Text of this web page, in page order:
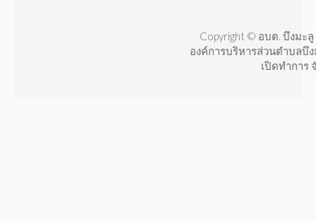
Copyright © อบต. บึงมะ
องค์การบริหารส่วนตำบลบึ